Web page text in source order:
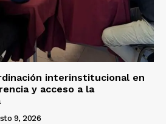
interinstitucional en
y acceso a la
9, 2026